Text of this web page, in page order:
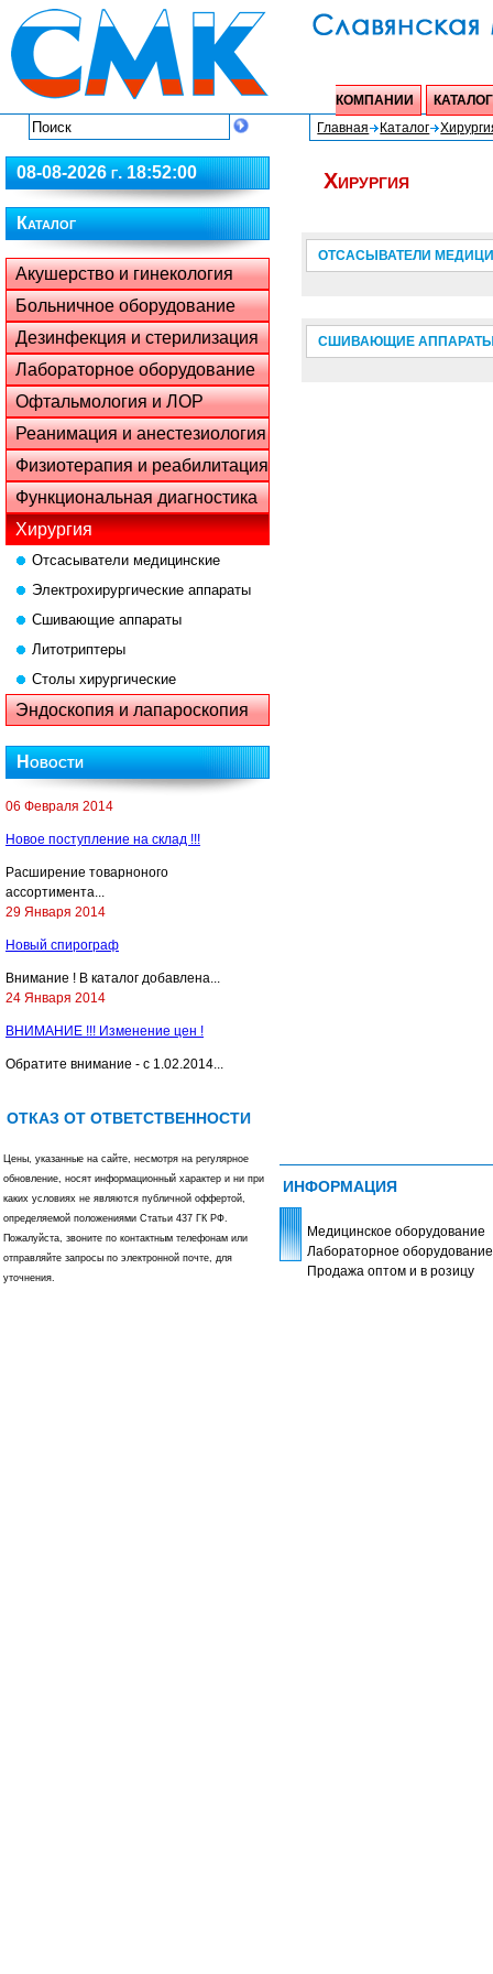
КОМПАНИИ КАТАЛОГ
08-08-2026 г. 18:52:00
Каталог
Акушерство и гинекология
Больничное оборудование
Дезинфекция и стерилизация
Лабораторное оборудование
Офтальмология и ЛОР
Реанимация и анестезиология
Физиотерапия и реабилитация
Функциональная диагностика
Хирургия
Отсасыватели медицинские
Электрохирургические аппараты
Сшивающие аппараты
Литотриптеры
Столы хирургические
Эндоскопия и лапароскопия
Новости
06 Февраля 2014
Новое поступление на склад !!!
Расширение товарноного
ассортимента...
29 Января 2014
Новый спирограф
Внимание ! В каталог добавлена...
24 Января 2014
ВНИМАНИЕ !!! Изменение цен !
Обратите внимание - с 1.02.2014...
Главная Каталог
Хирургия
ОТСАСЫВАТЕЛИ
СШИВАЮЩИЕ
ОТКАЗ ОТ ОТВЕТСТВЕННОСТИ
Цены, указанные на сайте, несмотря на регулярное
обновление, носят информационный характер и ни при
каких условиях не являются публичной оффертой,
определяемой положениями Статьи 437 ГК РФ.
Пожалуйста, звоните по контактным телефонам или
отправляйте запросы по электронной почте, для
уточнения.
ИНФОРМАЦИЯ
Медицинское оборудование
Лабораторное оборудование
Продажа оптом и в розицу